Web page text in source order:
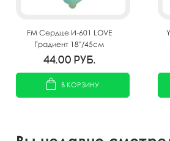
FM Сердце И-601 LOVE
Градиент 18"/45см
44.00 руб.
В КОРЗИНУ